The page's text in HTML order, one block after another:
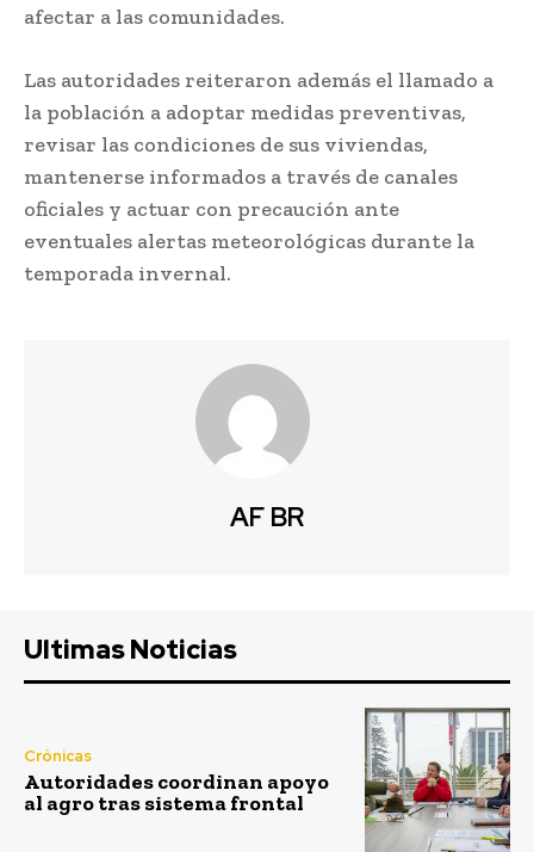
afectar a las comunidades.
Las autoridades reiteraron además el llamado a
la población a adoptar medidas preventivas,
revisar las condiciones de sus viviendas,
mantenerse informados a través de canales
oficiales y actuar con precaución ante
eventuales alertas meteorológicas durante la
temporada invernal.
AF BR
Ultimas Noticias
Crónicas
Autoridades coordinan apoyo
al agro tras sistema frontal